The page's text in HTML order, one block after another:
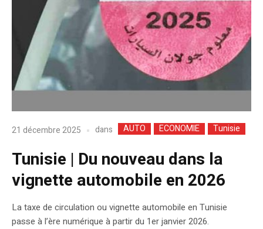
21 décembre 2025 dans AUTO ECONOMIE Tunisie
Tunisie | Du nouveau dans la
vignette automobile en 2026
La taxe de circulation ou vignette automobile en Tunisie
passe à l’ère numérique à partir du 1er janvier 2026.